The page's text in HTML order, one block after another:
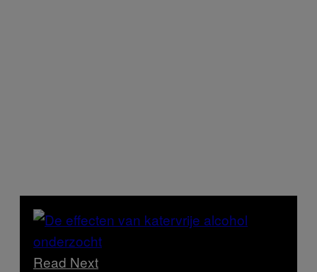
Read Next